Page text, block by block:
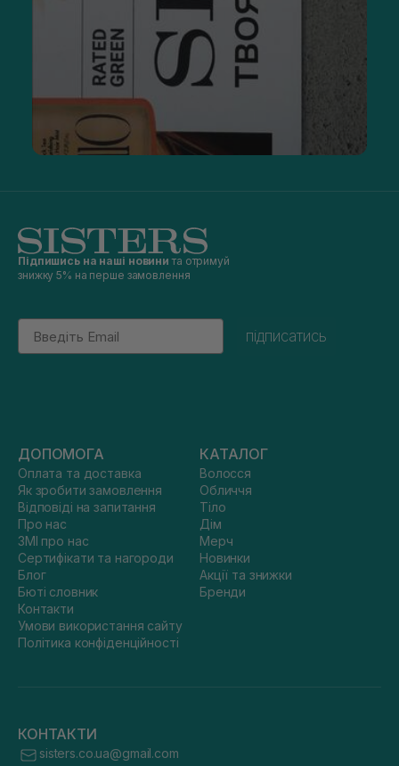
Підпишись на наші новини та отримуй
знижку 5% на перше замовлення
Email
підписатись
ДОПОМОГА
Оплата та доставка
Як зробити замовлення
Відповіді на запитання
Про нас
ЗМІ про нас
Сертифікати та нагороди
Блог
Бюті словник
Контакти
Умови використання сайту
Політика конфіденційності
КАТАЛОГ
Волосся
Обличчя
Тіло
Дім
Мерч
Новинки
Акції та знижки
Бренди
КОНТАКТИ
sisters.co.ua@gmail.com